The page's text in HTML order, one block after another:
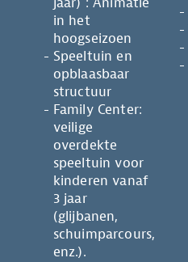
in het
hoogseizoen
Speeltuin en
opblaasbaar
structuur
Family Center:
veilige
overdekte
speeltuin voor
kinderen vanaf
3 jaar
(glijbanen,
schuimparcours,
enz.).